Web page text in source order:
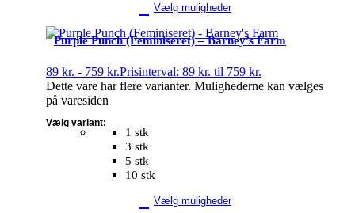
Vælg muligheder
Purple Punch (Feminiseret) – Barney’s Farm
89 kr. - 759 kr.Prisinterval: 89 kr. til 759 kr.
1 stk
3 stk
5 stk
10 stk
Vælg variant:
Vælg muligheder
Dette vare har flere varianter. Mulighederne kan vælges
på varesiden